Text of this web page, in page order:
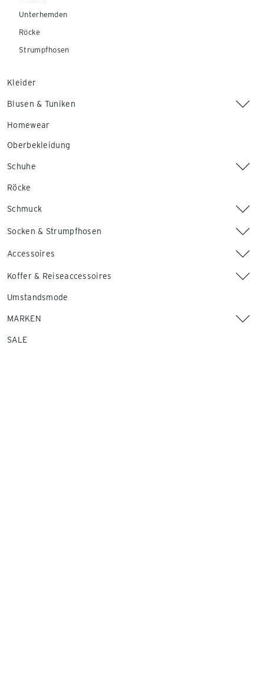
Unterhemden
Röcke
Strumpfhosen
Kleider
Blusen & Tuniken
Homewear
Oberbekleidung
Schuhe
Röcke
Schmuck
Socken & Strumpfhosen
Accessoires
Koffer & Reiseaccessoires
Umstandsmode
MARKEN
SALE